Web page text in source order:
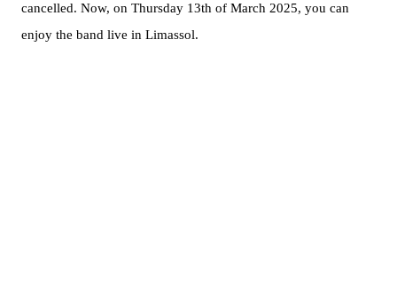
cancelled. Now, on Thursday 13th of March 2025, you can
enjoy the band live in Limassol.